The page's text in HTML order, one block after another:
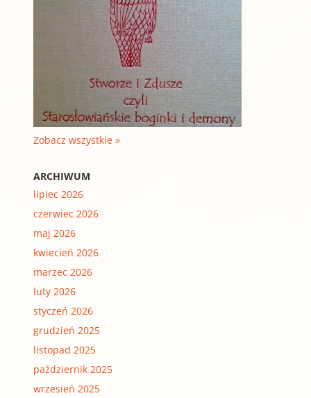
Zobacz wszystkie »
ARCHIWUM
lipiec 2026
czerwiec 2026
maj 2026
kwiecień 2026
marzec 2026
luty 2026
styczeń 2026
grudzień 2025
listopad 2025
październik 2025
wrzesień 2025